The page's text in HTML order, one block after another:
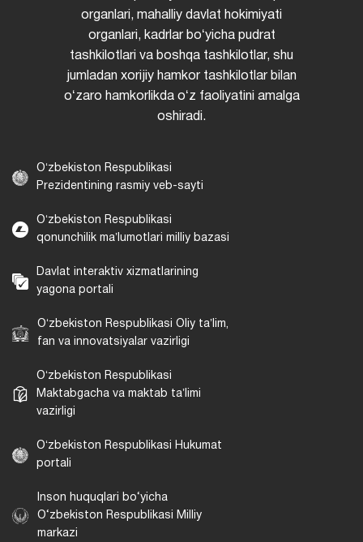
organlari, mahalliy davlat hokimiyati
organlari, kadrlar boʻyicha pudrat
tashkilotlari va boshqa tashkilotlar, shu
jumladan xorijiy hamkor tashkilotlar bilan
oʻzaro hamkorlikda oʻz faoliyatini amalga
oshiradi.
Oʻzbekiston Respublikasi
Prezidentining rasmiy veb-sayti
Oʻzbekiston Respublikasi
qonunchilik maʼlumotlari milliy bazasi
Davlat interaktiv xizmatlarining
yagona portali
Oʻzbekiston Respublikasi Oliy taʼlim,
fan va innovatsiyalar vazirligi
Oʻzbekiston Respublikasi
Maktabgacha va maktab taʼlimi
vazirligi
Oʻzbekiston Respublikasi Hukumat
portali
Inson huquqlari bo‘yicha
O‘zbekiston Respublikasi Milliy
markazi